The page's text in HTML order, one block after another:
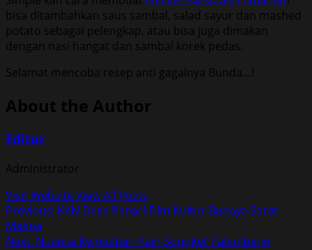
bisa ditambahkan saus sambal, salad sayur dan mashed
potato sebagai pelengkap, atau bisa juga dimakan
dengan nasi hangat dan sambal korek pedas.
Selamat mencoba resep anti gagalnya Bunda…!
About the Author
Editor
Administrator
Visit WebsiteView All Posts
Post
navigation
Previous: KKN Desa Penari Film Kultur Budaya Sarat
Makna
Next: Nuansa Keindahan Kain Songket Palembang